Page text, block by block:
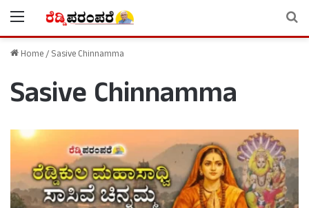
Menu
Home/Sasive Chinnamma
Sasive Chinnamma